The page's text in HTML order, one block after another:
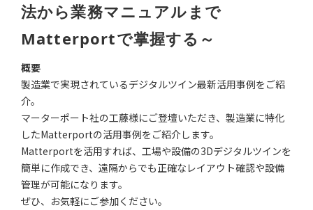
法から業務マニュアルまで
Matterportで掌握する～
概要
製造業で実現されているデジタルツイン最新活用事例をご紹
介。
マーターポート社の工藤様にご登壇いただき、製造業に特化
したMatterportの活用事例をご紹介します。
Matterportを活用すれば、工場や設備の3Dデジタルツインを
簡単に作成でき、遠隔からでも正確なレイアウト確認や設備
管理が可能になります。
ぜひ、お気軽にご参加ください。